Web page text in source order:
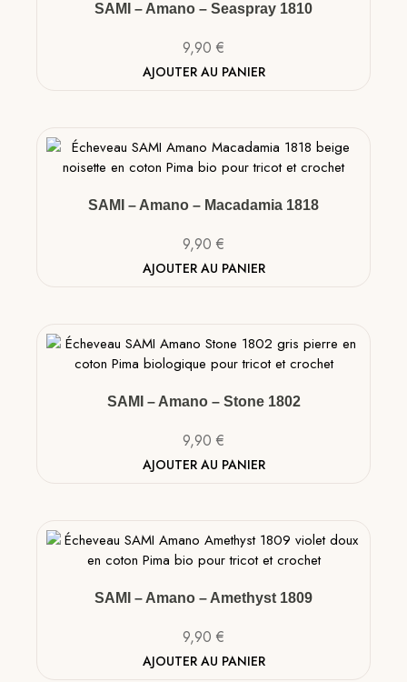
SAMI – Amano – Seaspray 1810
9,90 €
AJOUTER AU PANIER
SAMI – Amano – Macadamia 1818
9,90 €
AJOUTER AU PANIER
SAMI – Amano – Stone 1802
9,90 €
AJOUTER AU PANIER
SAMI – Amano – Amethyst 1809
9,90 €
AJOUTER AU PANIER